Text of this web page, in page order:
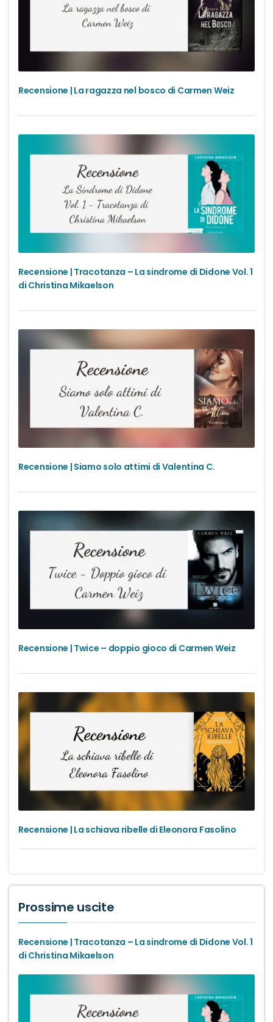
Recensione | La ragazza nel bosco di Carmen Weiz
Recensione | Tracotanza – La sindrome di Didone Vol. 1
di Christina Mikaelson
Recensione | Siamo solo attimi di Valentina C.
Recensione | Twice – doppio gioco di Carmen Weiz
Recensione | La schiava ribelle di Eleonora Fasolino
Prossime uscite
Recensione | Tracotanza – La sindrome di Didone Vol. 1
di Christina Mikaelson